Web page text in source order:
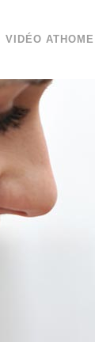
VIDÉO